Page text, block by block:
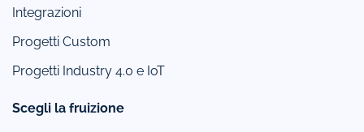
Integrazioni
Progetti Custom
Progetti Industry 4.0 e IoT
Scegli la fruizione